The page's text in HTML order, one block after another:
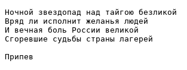
Ночной звездопад над тайгою безликой
Вряд ли исполнит желанья людей
И вечная боль России великой
Сгоревшие судьбы страны лагерей